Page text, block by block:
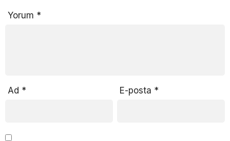
Yorum *
Ad * E-posta *